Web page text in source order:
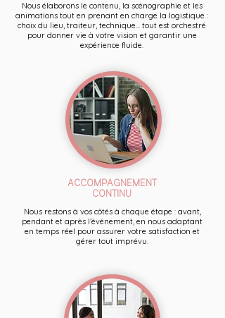
Nous élaborons le contenu, la scénographie et les
animations tout en prenant en charge la logistique :
choix du lieu, traiteur, technique... tout est orchestré
pour donner vie à votre vision et garantir une
expérience fluide.
ACCOMPAGNEMENT
CONTINU
Nous restons à vos côtés à chaque étape : avant,
pendant et après l’événement, en nous adaptant
en temps réel pour assurer votre satisfaction et
gérer tout imprévu.